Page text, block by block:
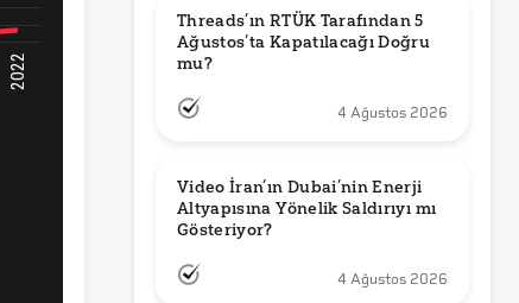
Threads’ın RTÜK Tarafından 5
Ağustos’ta Kapatılacağı Doğru
mu?
4 Ağustos 2026
Video İran’ın Dubai’nin Enerji
Altyapısına Yönelik Saldırıyı mı
Gösteriyor?
4 Ağustos 2026